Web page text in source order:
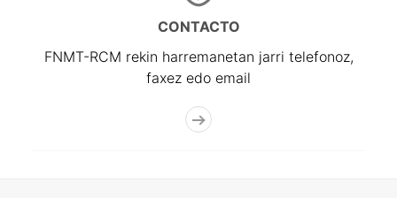
CONTACTO
FNMT-RCM rekin harremanetan jarri telefonoz,
faxez edo email